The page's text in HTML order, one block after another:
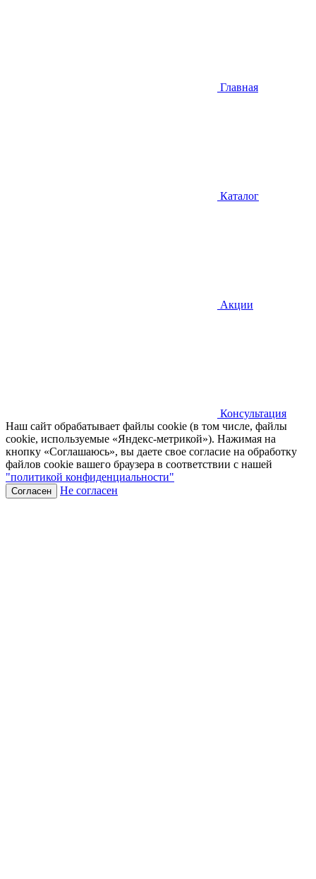
Главная
Каталог
Акции
Консультация
Наш сайт обрабатывает файлы cookie (в том числе, файлы
cookie, используемые «Яндекс-метрикой»). Нажимая на
кнопку «Соглашаюсь», вы даете свое согласие на обработку
файлов cookie вашего браузера в соответствии с нашей
"политикой конфиденциальности"
Согласен Не согласен